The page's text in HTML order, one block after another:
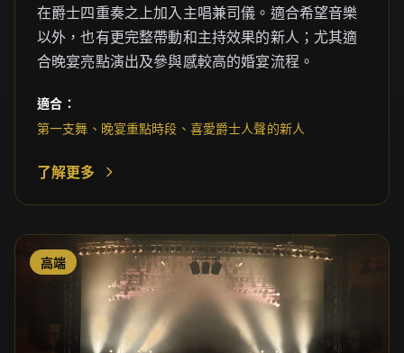
在爵士四重奏之上加入主唱兼司儀。適合希望音樂
以外，也有更完整帶動和主持效果的新人；尤其適
合晚宴亮點演出及參與感較高的婚宴流程。
適合：
第一支舞、晚宴重點時段、喜愛爵士人聲的新人
了解更多
高端